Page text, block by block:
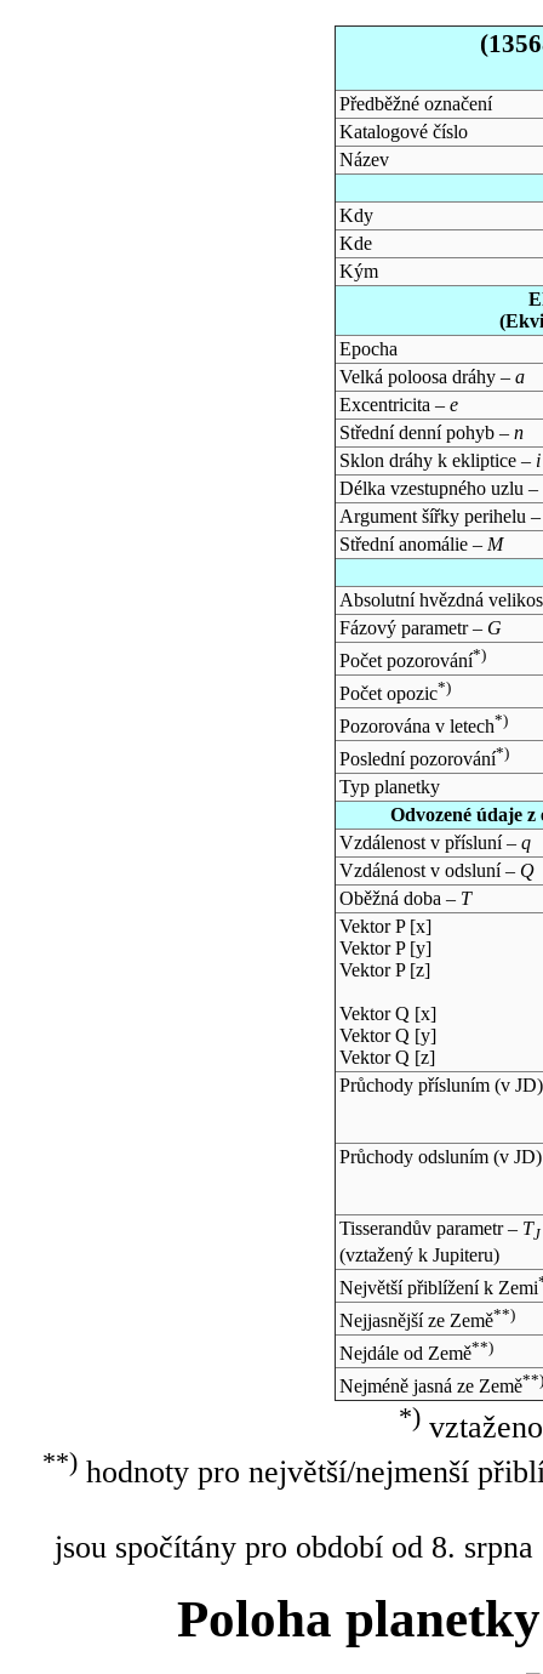
Předběžné označení
Katalogové číslo
Název
Kdy
Kde
Kým
Epocha
Velká poloosa dráhy – a
Excentricita – e
Střední denní pohyb – n
Sklon dráhy k ekliptice – i
Délka vzestupného uzlu –
Argument šířky perihelu
Střední anomálie – M
Absolutní hvězdná
Fázový parametr – G
Počet pozorování*)
Počet opozic*)
Pozorována v letech*)
Poslední pozorování*)
Typ planetky
Odvozené údaje
Vzdálenost v přísluní – q
Vzdálenost v odsluní – Q
Oběžná doba – T
Vektor P [x]
Vektor P [y]
Vektor P [z]
Vektor Q [x]
Vektor Q [y]
Vektor Q [z]
Průchody přísluním (v JD)
Průchody odsluním (v JD)
Tisserandův parametr – TJ
(vztažený k Jupiteru)
Největší přiblížení k Zemi
Nejjasnější ze Země**)
Nejdále od Země**)
Nejméně jasná ze Země**)
*)
**)hodnoty pro největší/nejmenší
jsou spočítány pro období od 8.
Poloha